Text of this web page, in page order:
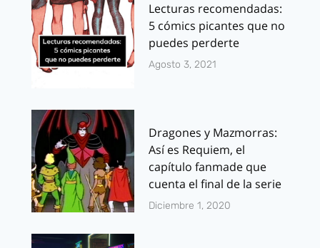
Lecturas recomendadas:
5 cómics picantes que no
puedes perderte
Agosto 3, 2021
Dragones y Mazmorras:
Así es Requiem, el
capítulo fanmade que
cuenta el final de la serie
Diciembre 1, 2020